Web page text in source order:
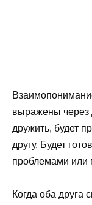
выражены через
дружить, будет
другу. Будет
проблемами или
Когда оба друга